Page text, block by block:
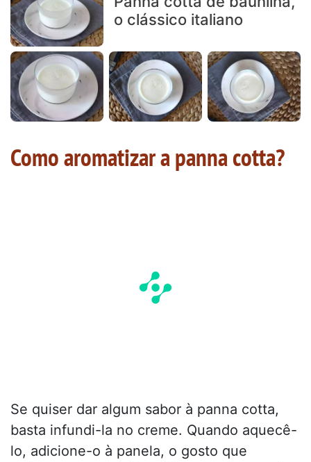
o clássico italiano
Como aromatizar a panna cotta?
Se quiser dar algum sabor à panna cotta,
basta infundi-la no creme. Quando aquecê-
lo, adicione-o à panela, o gosto que